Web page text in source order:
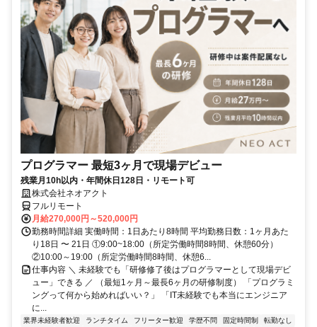
プログラマー 最短3ヶ月で現場デビュー
残業月10h以内・年間休日128日・リモート可
株式会社ネオアクト
フルリモート
月給270,000円～520,000円
勤務時間詳細 実働時間：1日あたり8時間 平均勤務日数：1ヶ月あた
り18日 〜 21日 ①9:00~18:00（所定労働時間8時間、休憩60分）
②10:00～19:00（所定労働時間8時間、休憩6...
仕事内容 ＼ 未経験でも「研修修了後はプログラマーとして現場デビ
ュー」できる ／ （最短1ヶ月～最長6ヶ月の研修制度） 「プログラミ
ングって何から始めればいい？」 「IT未経験でも本当にエンジニア
に...
業界未経験者歓迎 ランチタイム フリーター歓迎 学歴不問 固定時間制
転勤なし